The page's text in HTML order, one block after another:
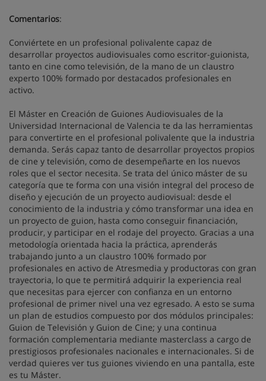
Comentarios:
Conviértete en un profesional polivalente capaz de
desarrollar proyectos audiovisuales como escritor-guionista,
tanto en cine como televisión, de la mano de un claustro
experto 100% formado por destacados profesionales en
activo.
El Máster en Creación de Guiones Audiovisuales de la
Universidad Internacional de Valencia te da las herramientas
para convertirte en el profesional polivalente que la industria
demanda. Serás capaz tanto de desarrollar proyectos propios
de cine y televisión, como de desempeñarte en los nuevos
roles que el sector necesita. Se trata del único máster de su
categoría que te forma con una visión integral del proceso de
diseño y ejecución de un proyecto audiovisual: desde el
conocimiento de la industria y cómo transformar una idea en
un proyecto de guion, hasta como conseguir financiación,
producir, y participar en el rodaje del proyecto. Gracias a una
metodología orientada hacia la práctica, aprenderás
trabajando junto a un claustro 100% formado por
profesionales en activo de Atresmedia y productoras con gran
trayectoria, lo que te permitirá adquirir la experiencia real
que necesitas para ejercer con confianza en un entorno
profesional de primer nivel una vez egresado. A esto se suma
un plan de estudios compuesto por dos módulos principales:
Guion de Televisión y Guion de Cine; y una continua
formación complementaria mediante masterclass a cargo de
prestigiosos profesionales nacionales e internacionales. Si de
verdad quieres ver tus guiones viviendo en una pantalla, este
es tu Máster.